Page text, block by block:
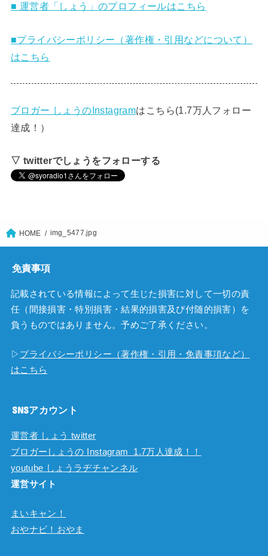
■ 運営者「しょう」のプロフィールはこちら
■プライバシーポリシー（著作権・引用などについて）
はこちら
ブロガー しょうのInstagramはこちら(1.7万人フォロー
達成！）
▽ twitterでしょうをフォローする
HOME img_5477.jpg
免責事項
記載されている情報によって生じた損害に対して一切の責
任（間接損害・特別損害・結果的損害及び付随的損害）を
負うものではありません。予めご了承ください。
▷ プライバシーポリシー（著作権・引用・免責事項など）
はこちら
SNSアカウント
運営者 しょう twitter
ブロガーしょうの Instagram 1.7万人達成！！
youtube しょうラヂチャンネル
運営サイト
まいキャン！
おやナビ！おやま